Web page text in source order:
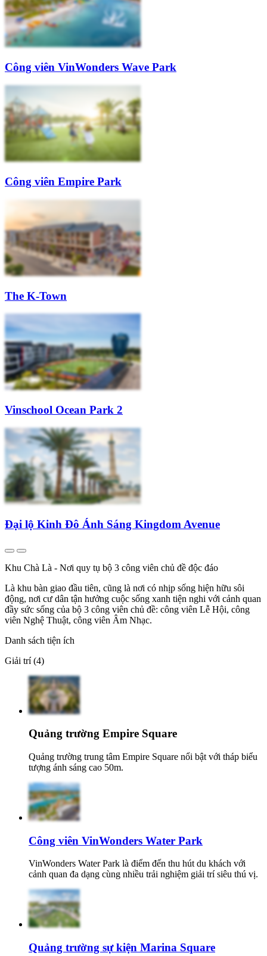
Công viên VinWonders Wave Park
Công viên Empire Park
The K-Town
Vinschool Ocean Park 2
Đại lộ Kinh Đô Ánh Sáng Kingdom Avenue
Khu Chà Là - Nơi quy tụ bộ 3 công viên chủ đề độc đáo
Là khu bàn giao đầu tiên, cũng là nơi có nhịp sống hiện hữu sôi
động, nơi cư dân tận hưởng cuộc sống xanh tiện nghi với cảnh quan
đầy sức sống của bộ 3 công viên chủ đề: công viên Lễ Hội, công
viên Nghệ Thuật, công viên Âm Nhạc.
Danh sách tiện ích
Giải trí (4)
Quảng trường Empire Square
Quảng trường trung tâm Empire Square nổi bật với tháp biểu
tượng ánh sáng cao 50m.
Công viên VinWonders Water Park
VinWonders Water Park là điểm đến thu hút du khách với
cảnh quan đa dạng cùng nhiều trải nghiệm giải trí siêu thú vị.
Quảng trường sự kiện Marina Square